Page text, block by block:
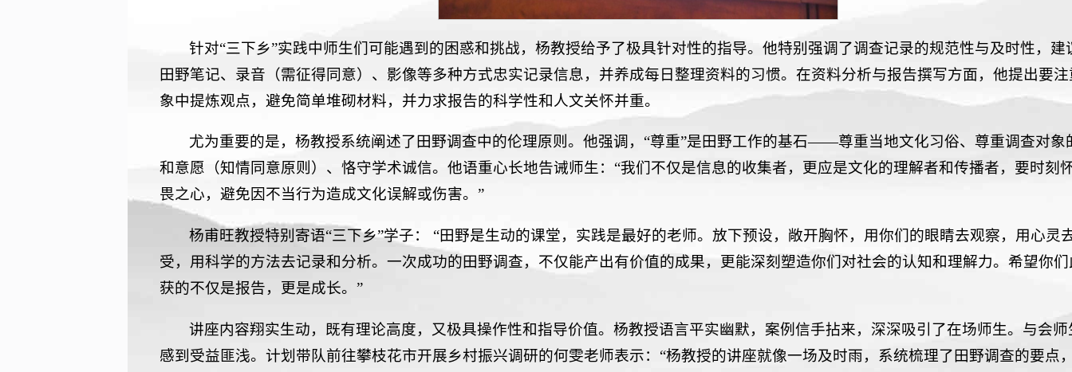
针对“三下乡”实践中师生们可能遇到的困惑和挑战，杨教授给予了极具针对性的指导。他特别强调了调查记录的规范性与及时性，建
田野笔记、录音（需征得同意）、影像等多种方式忠实记录信息，并养成每日整理资料的习惯。在资料分析与报告撰写方面，他提出要
象中提炼观点，避免简单堆砌材料，并力求报告的科学性和人文关怀并重。
尤为重要的是，杨教授系统阐述了田野调查中的伦理原则。他强调，“尊重”是田野工作的基石——尊重当地文化习俗、尊重调查对象
和意愿（知情同意原则）、恪守学术诚信。他语重心长地告诫师生：“我们不仅是信息的收集者，更应是文化的理解者和传播者，要时刻
畏之心，避免因不当行为造成文化误解或伤害。”
杨甫旺教授特别寄语“三下乡”学子： “田野是生动的课堂，实践是最好的老师。放下预设，敞开胸怀，用你们的眼睛去观察，用心灵
受，用科学的方法去记录和分析。一次成功的田野调查，不仅能产出有价值的成果，更能深刻塑造你们对社会的认知和理解力。希望你
获的不仅是报告，更是成长。”
讲座内容翔实生动，既有理论高度，又极具操作性和指导价值。杨教授语言平实幽默，案例信手拈来，深深吸引了在场师生。与会师
感到受益匪浅。计划带队前往攀枝花市开展乡村振兴调研的何雯老师表示：“杨教授的讲座就像一场及时雨，系统梳理了田野调查的要点